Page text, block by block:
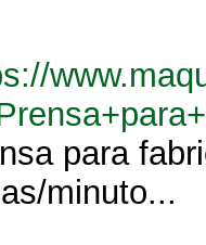
para
minuto...